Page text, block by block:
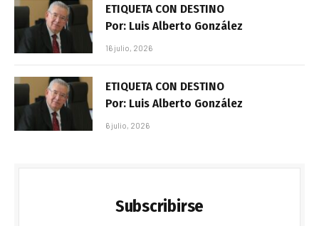
ETIQUETA CON DESTINO
Por: Luis Alberto González
16 julio, 2026
ETIQUETA CON DESTINO
Por: Luis Alberto González
6 julio, 2026
Subscribirse